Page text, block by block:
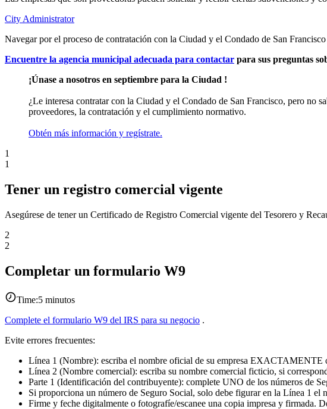
City Administrator
Navegar por el proceso de contratación con la Ciudad y el Condado de San
Encuentre la agencia municipal adecuada para contactar para sus preguntas
¡Únase a nosotros en septiembre para la Ciudad !
¿Le interesa contratar con la Ciudad y el Condado de San Francisco, pero no
proveedores, la contratación y el cumplimiento normativo.
Obtén más información y regístrate.
1
1
Tener un registro comercial vigente
Asegúrese de tener un Certificado de Registro Comercial vigente del Tesorero y
2
2
Completar un formulario W9
Time:5 minutos
Complete el formulario W9 del IRS para su negocio .
Evite errores frecuentes:
Línea 1 (Nombre): escriba el nombre oficial de su empresa EXACTAMENTE
Línea 2 (Nombre comercial): escriba su nombre comercial ficticio, si
Parte 1 (Identificación del contribuyente): complete UNO de los números de
Si proporciona un número de Seguro Social, solo debe figurar en la Línea 1 el
Firme y feche digitalmente o fotografíe/escanee una copia impresa y firmada.